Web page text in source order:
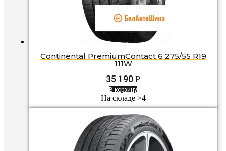
Continental PremiumContact 6 275/55 R19
111W
35 190 Р
В корзину
На складе >4